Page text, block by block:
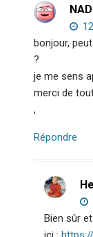
bonjour,
?
je me sens
merci de
,
Répondre
Bien sûr